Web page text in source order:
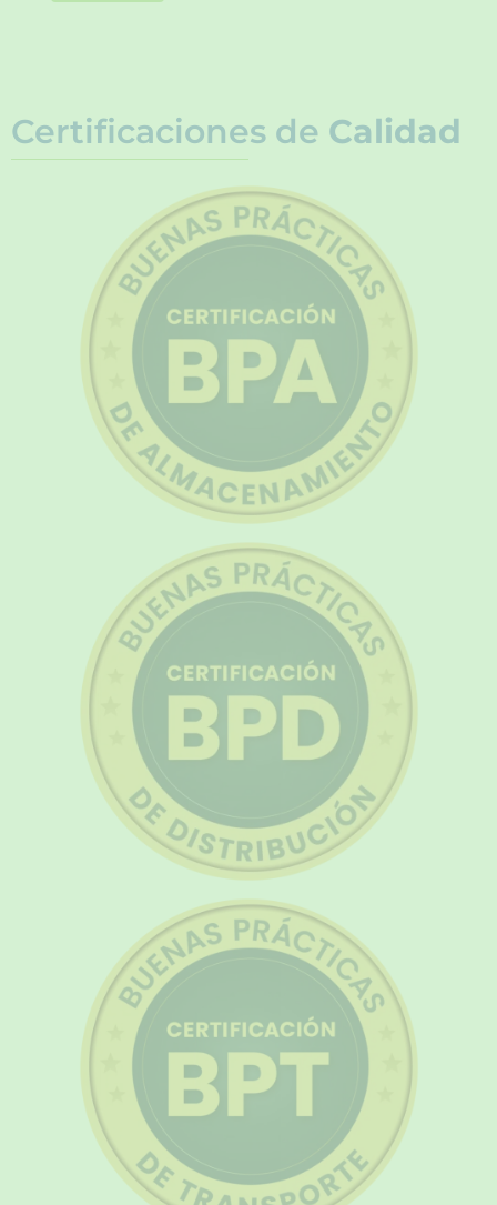
Certificaciones de Calidad